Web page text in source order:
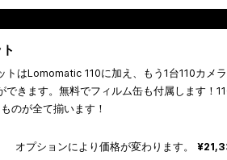
トはLomomatic 110に加え、もう1台110カメ
できます。無料でフィルム缶も付属します！
のが全て揃います！
オプションにより価格が変わります。